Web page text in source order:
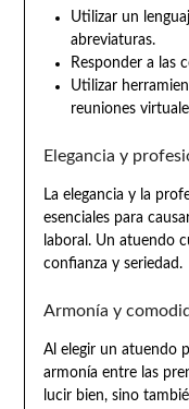
Utilizar un
abreviaturas.
Responder a las
Utilizar
reuniones
Elegancia y
La elegancia y la
esenciales para
laboral. Un atuendo
confianza y seriedad.
Armonía y
Al elegir un atuendo
armonía entre las
lucir bien, sino